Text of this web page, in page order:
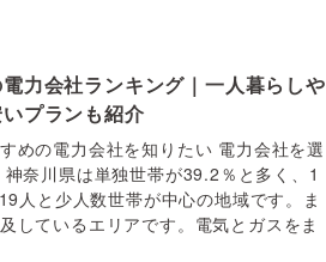
力会社ランキング｜一人暮らしや
プランも紹介
めの電力会社を知りたい 電力会社を選
奈川県は単独世帯が39.2％と多く、1
人と少人数世帯が中心の地域です。ま
しているエリアです。電気とガスをま